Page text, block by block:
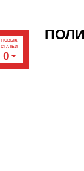
НОВЫХ
СТАТЕЙ
0